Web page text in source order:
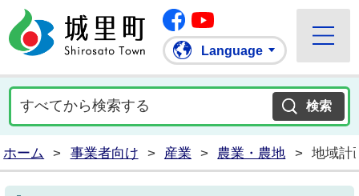
城里町ホームページ
Facebook
Language
ホーム > 事業者向け > 産業 > 農業・農地 > 地域計